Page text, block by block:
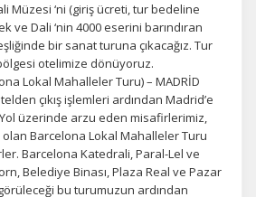
Müzesi ‘ni (giriş ücreti, tur bedeline
ve Dali ‘nin 4000 eserini barındıran
bir sanat turuna çıkacağız. Tur
otelimize dönüyoruz.
Lokal Mahalleler Turu) – MADRİD
çıkış işlemleri ardından Madrid’e
Yol üzerinde arzu eden misafirlerimiz,
Barcelona Lokal Mahalleler Turu
Barcelona Katedrali, Paral-Lel ve
Belediye Binası, Plaza Real ve Pazar
bu turumuzun ardından